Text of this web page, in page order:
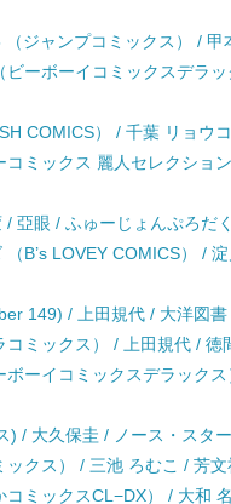
ジャンプコミックス） / 甲
ーボーイコミックスデラ
COMICS） / 千葉 リョウ
ミックス 麗人セレクショ
亞眼 / ふゅーじょんぷろだ
B’s LOVEY COMICS） /
149) / 上田規代 / 大洋図書
ミックス） / 上田規代 / 徳
ーイコミックスデラック
) / 大久保圭 / ノース・スタ
クス） / 三池 ろむこ / 芳
ミックスCL−DX） / 大和